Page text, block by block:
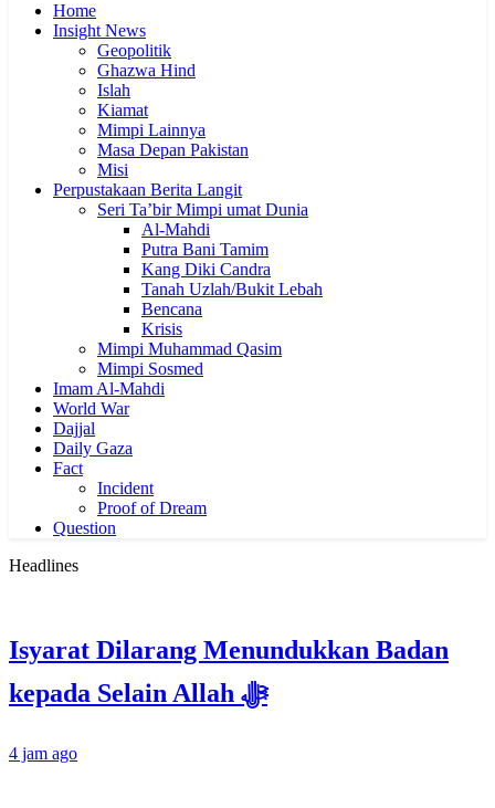
Home
Insight News
Geopolitik
Ghazwa Hind
Islah
Kiamat
Mimpi Lainnya
Masa Depan Pakistan
Misi
Perpustakaan Berita Langit
Seri Ta’bir Mimpi umat Dunia
Al-Mahdi
Putra Bani Tamim
Kang Diki Candra
Tanah Uzlah/Bukit Lebah
Bencana
Krisis
Mimpi Muhammad Qasim
Mimpi Sosmed
Imam Al-Mahdi
World War
Dajjal
Daily Gaza
Fact
Incident
Proof of Dream
Question
Headlines
Isyarat Dilarang Menundukkan Badan
kepada Selain Allah ﷻ
4 jam ago